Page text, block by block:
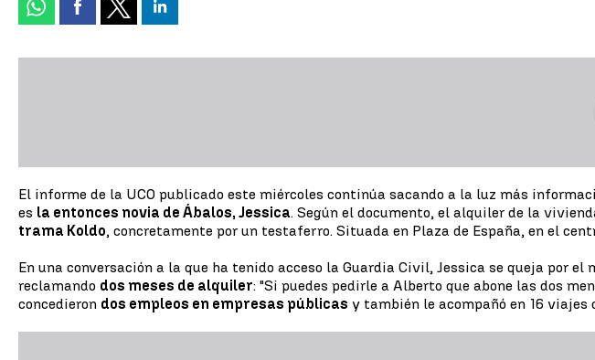
El informe de la UCO publicado este miércoles continúa sacando a la luz más
es la entonces novia de Ábalos, Jessica. Según el documento, el alquiler de la
trama Koldo, concretamente por un testaferro. Situada en Plaza de España, en el
En una conversación a la que ha tenido acceso la Guardia Civil, Jessica se queja por
reclamando dos meses de alquiler: "Si puedes pedirle a Alberto que abone las dos
concedieron dos empleos en empresas públicas y también le acompañó en 16 viajes